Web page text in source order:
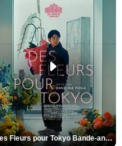
Des Fleurs pour Tokyo Bande-annonce VO STFR